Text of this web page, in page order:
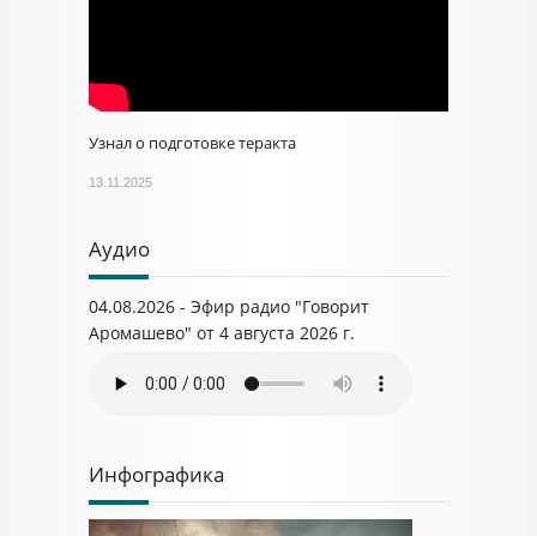
Узнал о подготовке теракта
13.11.2025
Аудио
04.08.2026 - Эфир радио "Говорит
Аромашево" от 4 августа 2026 г.
Инфографика